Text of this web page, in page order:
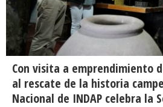
Con visita a emprendimiento
al rescate de la historia
Nacional de INDAP celebra la